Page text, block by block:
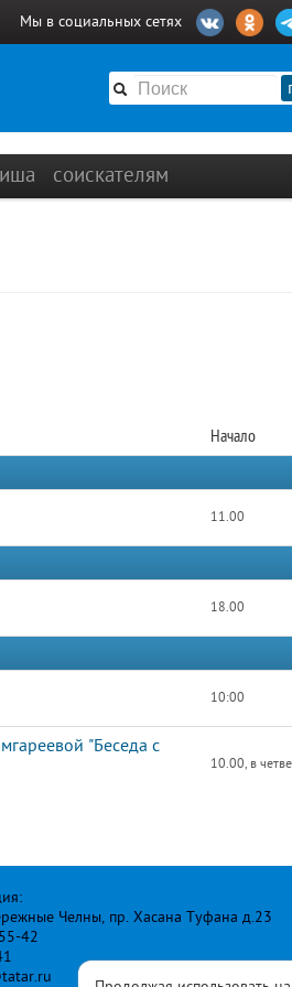
Мы в социальных сетях
соискателям
Начало
11.00
18.00
10:00
"Беседа с
10.00, в
Челны, пр. Хасана Туфана д.23
42